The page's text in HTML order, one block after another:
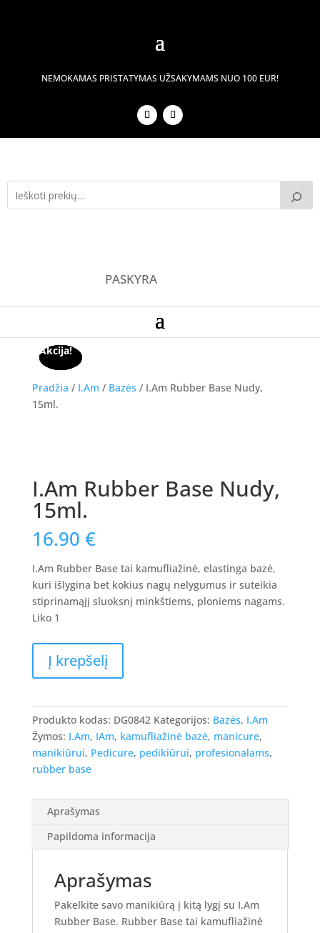
NEMOKAMAS PRISTATYMAS UŽSAKYMAMS NUO 100 EUR!
PASKYRA
Pradžia / I.Am / Bazės / I.Am Rubber Base Nudy,
15ml.
I.Am Rubber Base Nudy,
15ml.
16.90 €
I.Am Rubber Base tai kamufliažinė, elastinga bazė,
kuri išlygina bet kokius nagų nelygumus ir suteikia
stiprinamąjį sluoksnį minkštiems, ploniems nagams.
Liko 1
kiekis:
Base
Nudy,
15ml.
Į krepšelį
Produkto kodas: DG0842 Kategorijos: Bazės, I.Am
Žymos: I.Am, IAm, kamufliažinė bazė, manicure,
manikiūrui, Pedicure, pedikiūrui, profesionalams,
rubber base
Aprašymas
Papildoma informacija
Aprašymas
Pakelkite savo manikiūrą į kitą lygį su I.Am
Rubber Base. Rubber Base tai kamufliažinė
Akcija!
Akcija!
Akcija!